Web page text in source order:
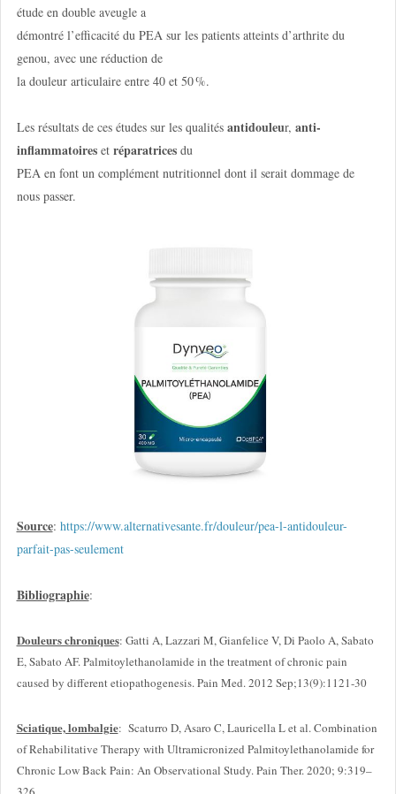
étude en double aveugle a
démontré l’efficacité du PEA sur les patients atteints d’arthrite du
genou, avec une réduction de
la douleur articulaire entre 40 et 50 %.
Les résultats de ces études sur les qualités antidouleur, anti-
inflammatoireset réparatricesdu
PEA en font un complément nutritionnel dont il serait dommage de
nous passer.
Source: https://www.alternativesante.fr/douleur/pea-l-antidouleur-
parfait-pas-seulement
Bibliographie:
Douleurs chroniques: Gatti A, Lazzari M, Gianfelice V, Di Paolo A, Sabato
E, Sabato AF. Palmitoylethanolamide in the treatment of chronic pain
caused by different etiopathogenesis. Pain Med. 2012 Sep;13(9):1121-30
Sciatique, lombalgie: Scaturro D, Asaro C, Lauricella L et al. Combination
of Rehabilitative Therapy with Ultramicronized Palmitoylethanolamide for
Chronic Low Back Pain: An Observational Study. Pain Ther. 2020; 9:319–